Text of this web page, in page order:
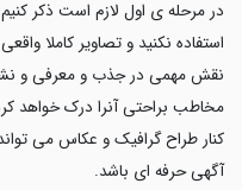
در مرحله ی اول لازم است ذکر
استفاده نکنید و تصاویر کاملا
نقش مهمی در جذب و معرفی و
مخاطب براحتی آنرا درک خواهد
کنار طراح گرافیک و عکاس می
آگهی حرفه ای باشد.